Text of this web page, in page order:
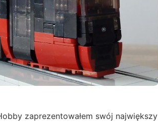
zaprezentowałem swój największy